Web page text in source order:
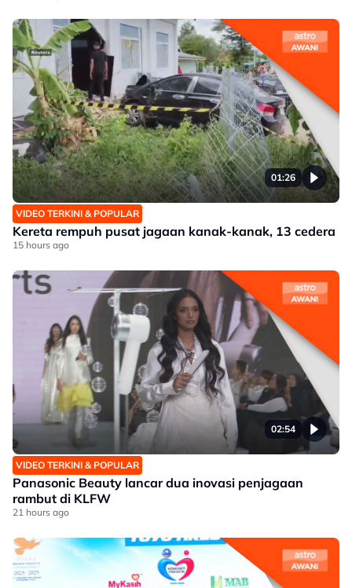
01:26
VIDEO TERKINI & POPULAR
Kereta rempuh pusat jagaan kanak-kanak, 13 cedera
15 hours ago
02:54
VIDEO TERKINI & POPULAR
Panasonic Beauty lancar dua inovasi penjagaan
rambut di KLFW
21 hours ago